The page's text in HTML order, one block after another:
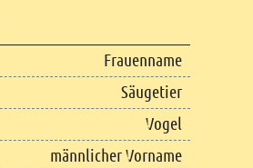
Frauenname
Säugetier
Vogel
männlicher Vorname